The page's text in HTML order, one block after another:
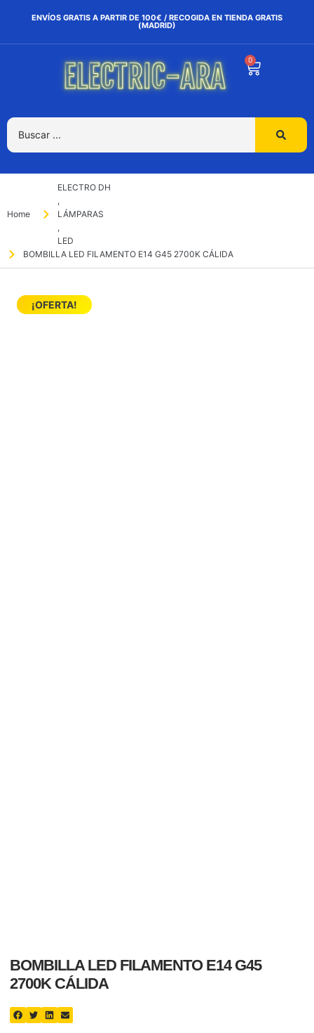
ENVÍOS GRATIS A PARTIR DE 100€ / RECOGIDA EN TIENDA GRATIS
(MADRID)
0
Home
ELECTRO DH
,
LÁMPARAS
,
LED
BOMBILLA LED FILAMENTO E14 G45 2700K CÁLIDA
¡OFERTA!
BOMBILLA LED FILAMENTO E14 G45
2700K CÁLIDA